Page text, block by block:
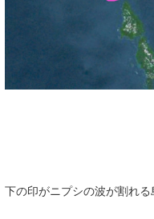
下の印がニプシの波が割れる